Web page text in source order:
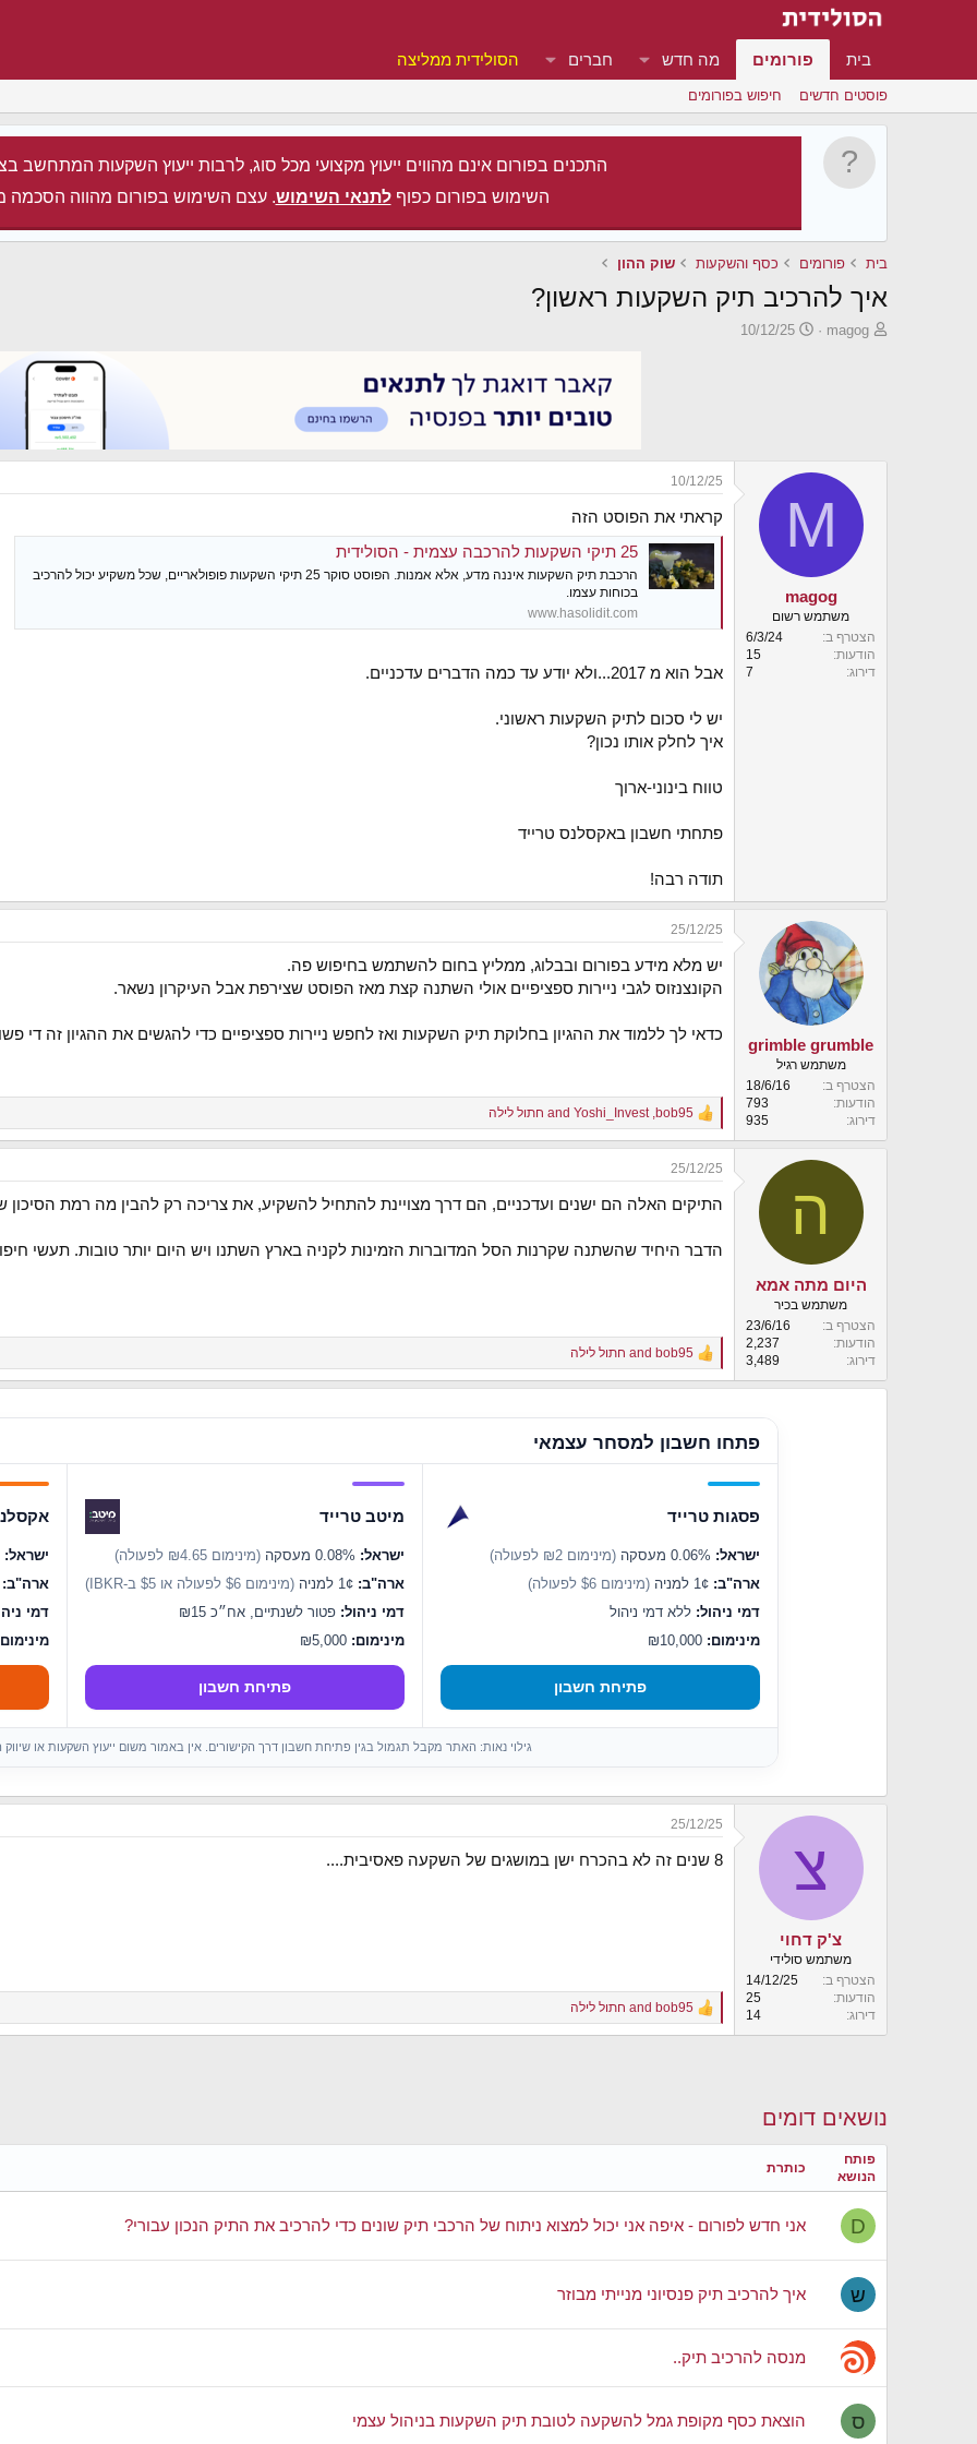
בית פורומים מה חדש חברים הסולידית ממליצה
פוסטים חדשים חיפוש בפורומים
התכנים בפורום אינם מהווים ייעוץ מקצועי מכל סוג, לרבות ייעוץ השקעות המתחשב
השימוש בפורום כפוףלתנאי השימוש. עצם השימוש בפורום מהווה הסכמה
בית פורומים כסף והשקעות שוק ההון
איך להרכיב תיק השקעות ראשון?
פ
magog
פ
י
10/12/25
M
magog
משתמש רשום
הצטרף ב
6/3/24
הודעות
15
דירוג
7
10/12/25
קראתי את הפוסט הזה
25 תיקי השקעות להרכבה עצמית - הסולידית
הרכבת תיק השקעות איננה מדע, אלא אמנות. הפוסט סוקר 25 תיקי השקעות פופולאריים, שכל משקיע יכול להרכיב
בכוחות עצמו.
www.hasolidit.com
אבל הוא מ 2017...ולא יודע עד כמה הדברים עדכניים.
יש לי סכום לתיק השקעות ראשוני.
איך לחלק אותו נכון?
טווח בינוני-ארוך
פתחתי חשבון באקסלנס טרייד
תודה רבה!
grimble grumble
משתמש רגיל
הצטרף ב
18/6/16
הודעות
793
דירוג
935
25/12/25
יש מלא מידע בפורום ובבלוג, ממליץ בחום להשתמש בחיפוש פה.
הקונצנזוס לגבי ניירות ספציפיים אולי השתנה קצת מאז הפוסט שצירפת אבל העיקרון נשאר.
כדאי לך ללמוד את ההגיון בחלוקת תיק השקעות ואז לחפש ניירות ספציפיים כדי להגשים את ההגיון זה די
R
e
c
i
n
s
bob95
,
Yoshi_Invest חתול לילה
ה
היום מתה אמא
משתמש בכיר
הצטרף ב
23/6/16
הודעות
2,237
דירוג
3,489
25/12/25
התיקים האלה הם ישנים ועדכניים, הם דרך מצויינת להתחיל להשקיע, את צריכה רק להבין מה רמת
הדבר היחיד שהשתנה שקרנות הסל המדוברות הזמינות לקניה בארץ השתנו ויש היום יותר טובות. תעשי
R
e
o
n
:
bob95 חתול לילה
פתחו חשבון למסחר עצמאי
פסגות טרייד
ישראל:
(מינימום ₪2 לפעולה)
ארה"ב:
(מינימום $6 לפעולה)
דמי ניהול: ללא דמי ניהול
מינימום:
פתיחת חשבון
מיטב טרייד
ישראל:
(מינימום ₪4.65 לפעולה)
ארה"ב:
(מינימום $6 לפעולה או $5 ב-IBKR)
דמי ניהול: פטור לשנתיים, אח״כ ₪15
מינימום:
פתיחת חשבון
ישראל:
ארה"ב:
דמי
גילוי נאות: האתר מקבל תגמול בגין פתיחת חשבון דרך הקישורים. אין באמור משום ייעוץ השקעות או
צ
צ'ק דחוי
משתמש סולידי
הצטרף ב
14/12/25
הודעות
25
דירוג
14
25/12/25
8 שנים זה לא בהכרח ישן במושגים של השקעה פאסיבית....
R
e
bob95 חתול לילה
נושאים דומים
פותח
הנושא
כותרת
D אני חדש לפורום - איפה אני יכול למצוא ניתוח של הרכבי תיק שונים כדי להרכיב את התיק הנכון עבורי?
ש איך להרכיב תיק פנסיוני מנייתי מבוזר
מנסה להרכיב תיק..
ס הוצאת כסף מקופת גמל להשקעה לטובת תיק השקעות בניהול עצמי